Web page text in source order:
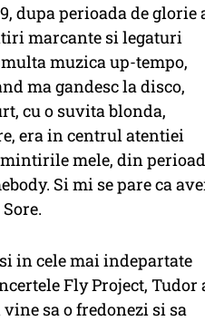
dupa perioada de glorie
marcante si legaturi
muzica up-tempo,
ma gandesc la disco,
cu o suvita blonda,
era in centrul atentiei
mele, din
Si mi se pare ca
in cele mai indepartate
Fly Project, Tudor
sa o fredonezi si sa